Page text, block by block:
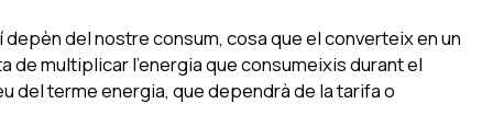
depèn del nostre consum, cosa que el converteix en un
de multiplicar l’energia que consumeixis durant el
del terme energia, que dependrà de la tarifa o